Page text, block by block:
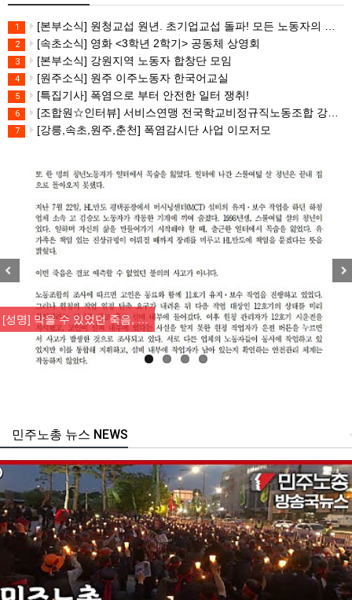
1 [본부소식] 원청교섭 원년. 초기업교섭 돌파! 모든 노동자의 노동기본권 쟁취! 민주노총 7.15 총파업대회
2 [속초소식] 영화 <3학년 2학기> 공동체 상영회
3 [본부소식] 강원지역 노동자 합창단 모임
4 [원주소식] 원주 이주노동자 한국어교실
5 [특집기사] 폭염으로 부터 안전한 일터 쟁취!
6 [조합원☆인터뷰] 서비스연맹 전국학교비정규직노동조합 강원지부 김유미 춘천지회장
7 [강릉,속초,원주,춘천] 폭염감시단 사업 이모저모
[성명] 막을 수 있었던 죽음, …
주노총 뉴스 NEWS